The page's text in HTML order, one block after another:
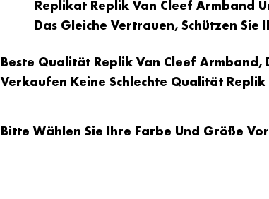
Replikat Replik Van Cleef Armband
Das Gleiche Vertrauen, Schützen Sie
Beste Qualität Replik Van Cleef Armband,
Verkaufen Keine Schlechte Qualität
Bitte Wählen Sie Ihre Farbe Und Größe